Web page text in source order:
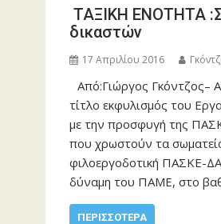
ΤΑΞΙΚΗ ΕΝΟΤΗΤΑ
δικαστών
17 Απριλίου 2016
Από:Γιώργος
τίτλο εκφυλισμός του
με την προσφυγή της
που χρωστούν τα
φιλοεργοδοτική ΠΑΣΚΕ-
δύναμη του ΠΑΜΕ, στο
ΠΕΡΙΣΣΌΤΕΡΑ